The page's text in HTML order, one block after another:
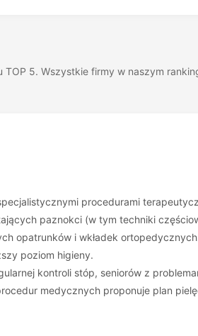
5. Wszystkie firmy w naszym
procedurami
paznokci (w tym techniki
opatrunków i wkładek
poziom higieny.
kontroli stóp, seniorów z
medycznych proponuje plan